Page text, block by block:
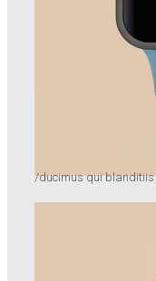
/ducimus qui blanditiis